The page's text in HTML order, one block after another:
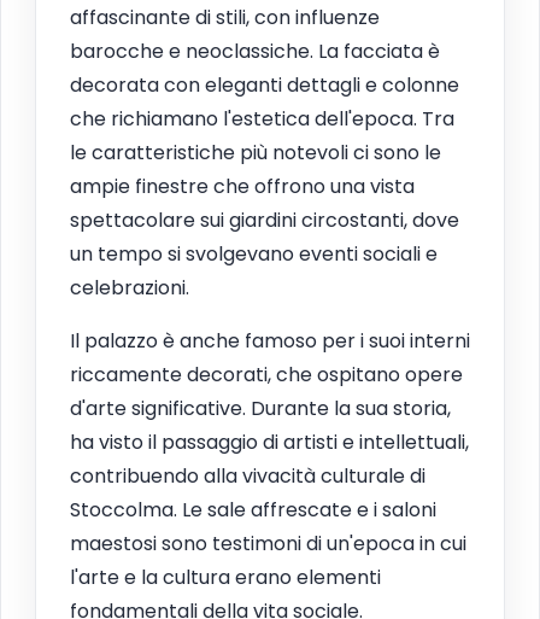
affascinante di stili, con influenze
barocche e neoclassiche. La facciata è
decorata con eleganti dettagli e colonne
che richiamano l'estetica dell'epoca. Tra
le caratteristiche più notevoli ci sono le
ampie finestre che offrono una vista
spettacolare sui giardini circostanti, dove
un tempo si svolgevano eventi sociali e
celebrazioni.
Il palazzo è anche famoso per i suoi interni
riccamente decorati, che ospitano opere
d'arte significative. Durante la sua storia,
ha visto il passaggio di artisti e intellettuali,
contribuendo alla vivacità culturale di
Stoccolma. Le sale affrescate e i saloni
maestosi sono testimoni di un'epoca in cui
l'arte e la cultura erano elementi
fondamentali della vita sociale.